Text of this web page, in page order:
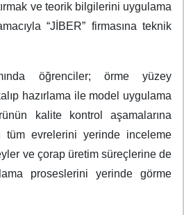
ve teorik bilgilerini uygulama
“JİBER” firmasına teknik
öğrenciler; örme yüzey
hazırlama ile model uygulama
kalite kontrol aşamalarına
tüm evrelerini yerinde inceleme
ve çorap üretim süreçlerine de
proseslerini yerinde görme